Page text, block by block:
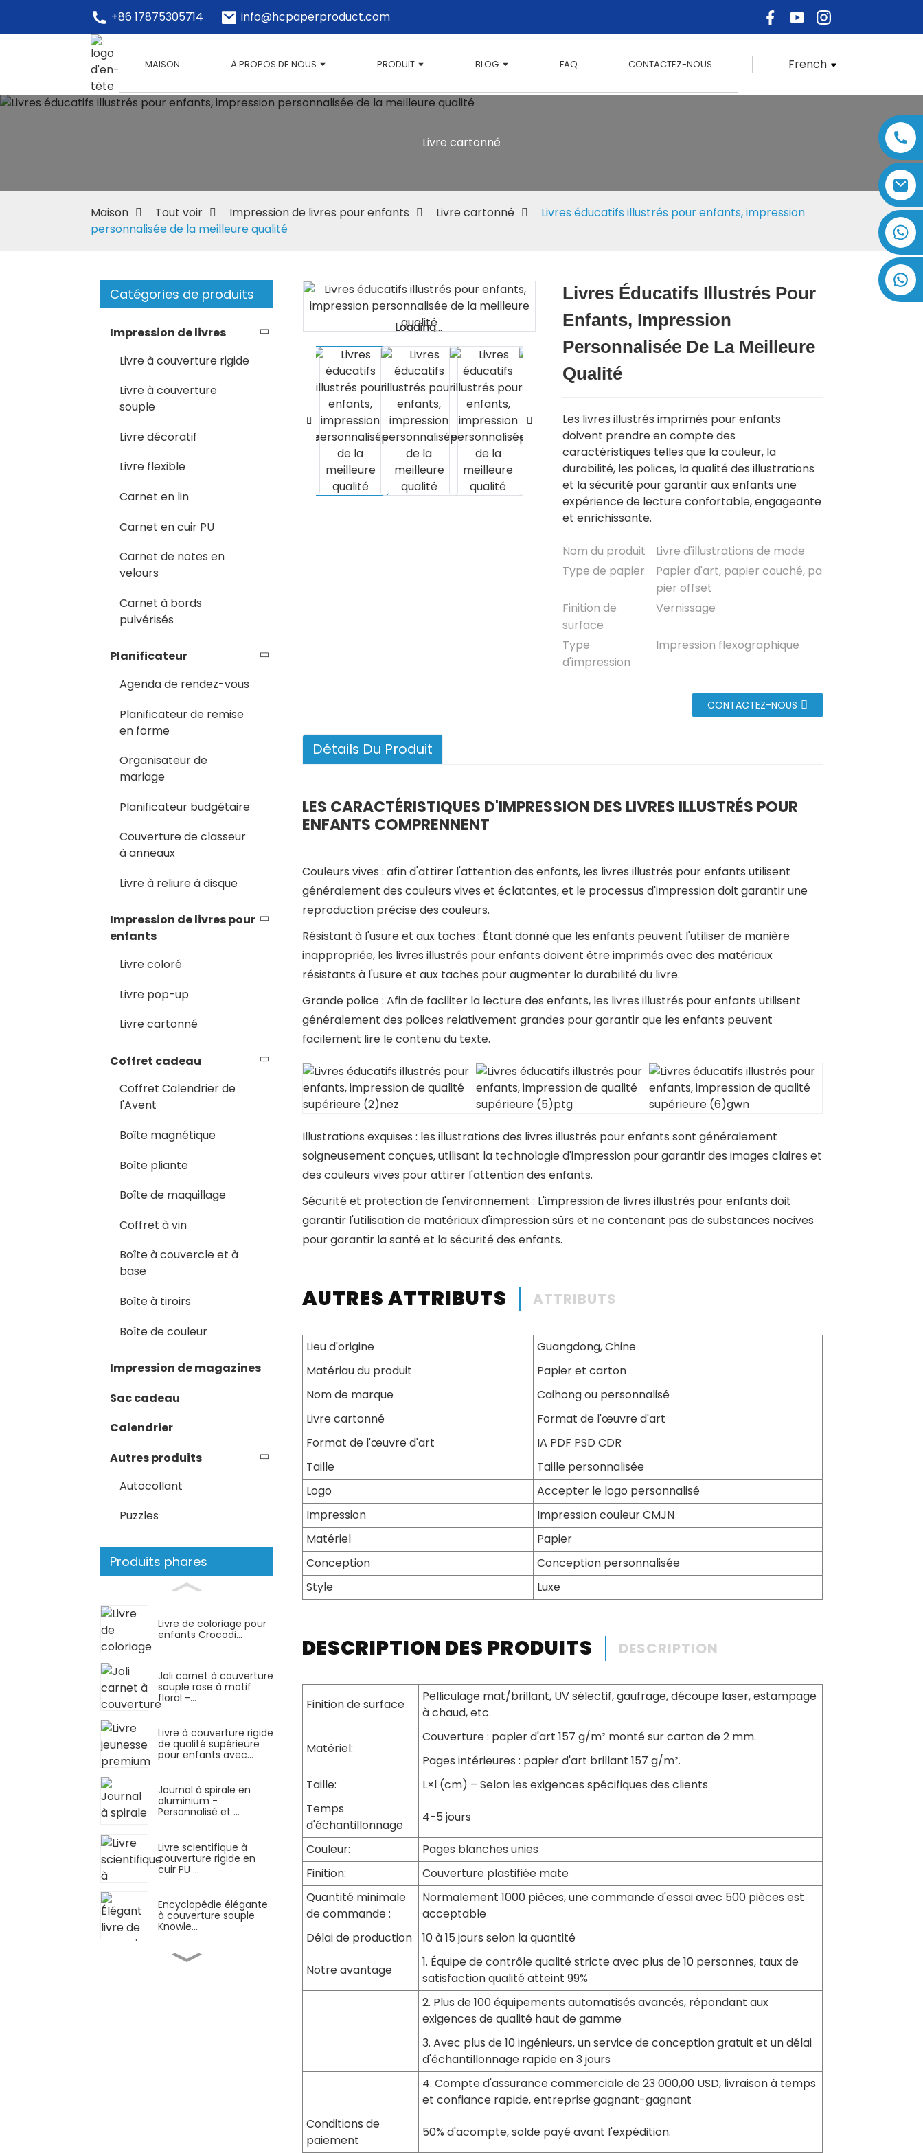
+86 17875305714 info@hcpaperproduct.com
MAISON À PROPOS DE NOUS PRODUIT BLOG FAQ CONTACTEZ-NOUS French
Livre cartonné
Maison Tout voir Impression de livres pour enfants Livre cartonné
Livres éducatifs illustrés pour enfants, impression
personnalisée de la meilleure qualité
Catégories de produits
Impression de livres
Livre à couverture rigide
Livre à couverture
souple
Livre décoratif
Livre flexible
Carnet en lin
Carnet en cuir PU
Carnet de notes en
velours
Carnet à bords
pulvérisés
Planificateur
Agenda de rendez-vous
Planificateur de remise
en forme
Organisateur de
mariage
Planificateur budgétaire
Couverture de classeur
à anneaux
Livre à reliure à disque
Impression de livres pour
enfants
Livre coloré
Livre pop-up
Livre cartonné
Coffret cadeau
Coffret Calendrier de
l'Avent
Boîte magnétique
Boîte pliante
Boîte de maquillage
Coffret à vin
Boîte à couvercle et à
base
Boîte à tiroirs
Boîte de couleur
Impression de magazines
Sac cadeau
Calendrier
Autres produits
Autocollant
Puzzles
Produits phares
Livre de coloriage pour
enfants Crocodi...
Joli carnet à couverture
souple rose à motif
floral -...
Livre à couverture rigide
de qualité supérieure
pour enfants avec...
Journal à spirale en
aluminium -
Personnalisé et ...
Livre scientifique à
couverture rigide en
cuir PU ...
Encyclopédie élégante
à couverture souple
Knowle...
Loading...
Loading... Loading...
Loading... Loading...
Loading...
Livres Éducatifs Illustrés Pour
Enfants, Impression
Personnalisée De La Meilleure
Qualité
Les livres illustrés imprimés pour enfants
doivent prendre en compte des
caractéristiques telles que la couleur, la
durabilité, les polices, la qualité des illustrations
et la sécurité pour garantir aux enfants une
expérience de lecture confortable, engageante
et enrichissante.
Nom du produit
Livre d'illustrations de mode
Type de papier
Papier d'art, papier couché, pa
pier offset
Finition de
surface
Vernissage
Type
d'impression
Impression flexographique
CONTACTEZ-NOUS
Détails Du Produit
LES CARACTÉRISTIQUES D'IMPRESSION DES LIVRES ILLUSTRÉS POUR
ENFANTS COMPRENNENT
Couleurs vives : afin d'attirer l'attention des enfants, les livres illustrés pour enfants utilisent
généralement des couleurs vives et éclatantes, et le processus d'impression doit garantir une
reproduction précise des couleurs.
Résistant à l'usure et aux taches : Étant donné que les enfants peuvent l'utiliser de manière
inappropriée, les livres illustrés pour enfants doivent être imprimés avec des matériaux
résistants à l'usure et aux taches pour augmenter la durabilité du livre.
Grande police : Afin de faciliter la lecture des enfants, les livres illustrés pour enfants utilisent
généralement des polices relativement grandes pour garantir que les enfants peuvent
facilement lire le contenu du texte.
Illustrations exquises : les illustrations des livres illustrés pour enfants sont généralement
soigneusement conçues, utilisant la technologie d'impression pour garantir des images claires et
des couleurs vives pour attirer l'attention des enfants.
Sécurité et protection de l'environnement : L'impression de livres illustrés pour enfants doit
garantir l'utilisation de matériaux d'impression sûrs et ne contenant pas de substances nocives
pour garantir la santé et la sécurité des enfants.
AUTRES ATTRIBUTS ATTRIBUTS
Lieu d'origine
Guangdong, Chine
Matériau du produit
Papier et carton
Nom de marque
Caihong ou personnalisé
Livre cartonné
Format de l'œuvre d'art
Format de l'œuvre d'art
IA PDF PSD CDR
Taille
Taille personnalisée
Logo
Accepter le logo personnalisé
Impression
Impression couleur CMJN
Matériel
Papier
Conception
Conception personnalisée
Style
Luxe
DESCRIPTION DES PRODUITS DESCRIPTION
Finition de surface
Pelliculage mat/brillant, UV sélectif, gaufrage, découpe laser, estampage
à chaud, etc.
Matériel:
Couverture : papier d'art 157 g/m² monté sur carton de 2 mm.
Pages intérieures : papier d'art brillant 157 g/m².
Taille:
L×l (cm) – Selon les exigences spécifiques des clients
Temps
d'échantillonnage
4-5 jours
Couleur:
Pages blanches unies
Finition:
Couverture plastifiée mate
Quantité minimale
de commande :
Normalement 1000 pièces, une commande d'essai avec 500 pièces est
acceptable
Délai de production
10 à 15 jours selon la quantité
Notre avantage
1. Équipe de contrôle qualité stricte avec plus de 10 personnes, taux de
satisfaction qualité atteint 99%
2. Plus de 100 équipements automatisés avancés, répondant aux
exigences de qualité haut de gamme
3. Avec plus de 10 ingénieurs, un service de conception gratuit et un délai
d'échantillonnage rapide en 3 jours
4. Compte d'assurance commerciale de 23 000,00 USD, livraison à temps
et confiance rapide, entreprise gagnant-gagnant
Conditions de
paiement
50% d'acompte, solde payé avant l'expédition.